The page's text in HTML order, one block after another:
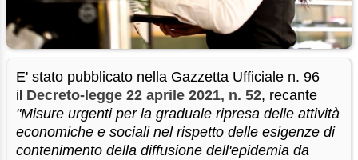
E' stato pubblicato nella Gazzetta Ufficiale n. 96
il Decreto-legge 22 aprile 2021, n. 52, recante
"Misure urgenti per la graduale ripresa delle attività
economiche e sociali nel rispetto delle esigenze di
contenimento della diffusione dell'epidemia da